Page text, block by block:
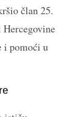
član 25.
Hercegovine
i pomoći u